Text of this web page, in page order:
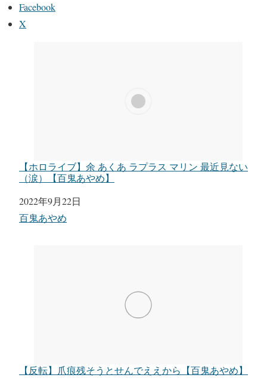
Facebook
X
【ホロライブ】余 あくあ ラプラス マリン 最近見ない
（涙）【百鬼あやめ】
日付
2022年9月22日
関連理由
百鬼あやめ
【反転】爪痕残そうとせんでええから【百鬼あやめ】